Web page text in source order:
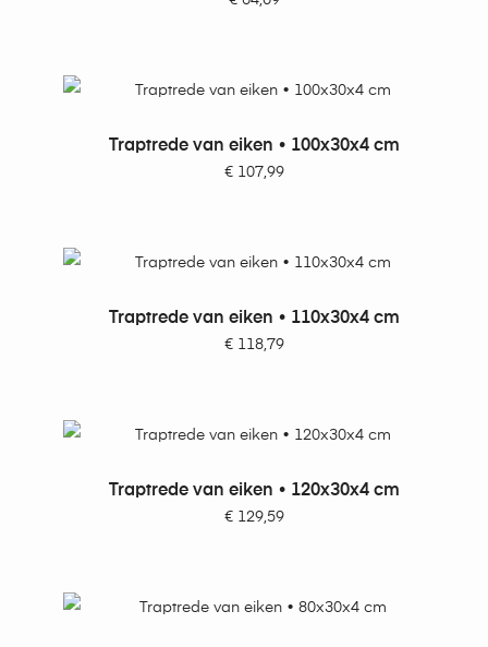
TOEVOEGEN AAN WINKELWAGEN
Traptrede van eiken • 100x30x4 cm
€107,99
TOEVOEGEN AAN WINKELWAGEN
Traptrede van eiken • 110x30x4 cm
€118,79
TOEVOEGEN AAN WINKELWAGEN
Traptrede van eiken • 120x30x4 cm
€129,59